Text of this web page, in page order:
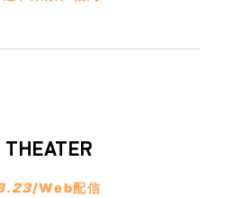
/Web配信